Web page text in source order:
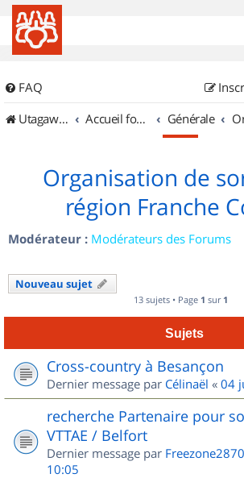
FAQ
UtagawaVTT (Randos VTT et VTTAE avec traces GPS)
Accueil forum Générale
Organisation de
région Franche
Modérateur : Modérateurs des Forums
Nouveau sujet
13 sujets • Page 1 sur 1
Sujets
Cross-country à Besançon
Dernier message par Célinaël « 04
recherche Partenaire pour
VTTAE / Belfort
Dernier message par
10:05